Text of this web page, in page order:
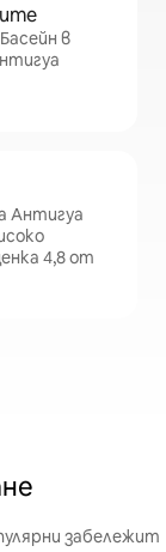
в
Антигуа
4,8 от